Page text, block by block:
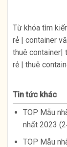
Từ khóa tìm
rẻ | container
thuê container|
rẻ | thuê
Tin tức khác
TOP Mẫu
nhất 2023
TOP Mẫu